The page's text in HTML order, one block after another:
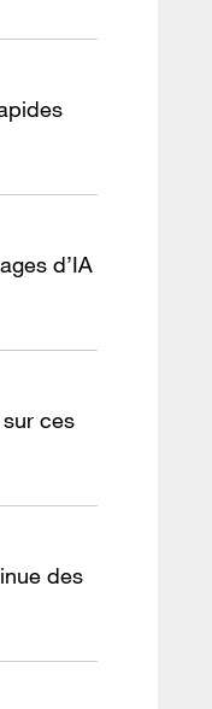
d’IA
ces
des